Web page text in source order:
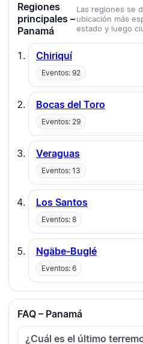
Regiones
principales –
Panamá
Las regiones se
ubicación más
estado y luego
Chiriquí
Eventos: 92
Bocas del Toro
Eventos: 29
Veraguas
Eventos: 13
Los Santos
Eventos: 8
Ngäbe-Buglé
Eventos: 6
FAQ – Panamá
¿Cuál es el último